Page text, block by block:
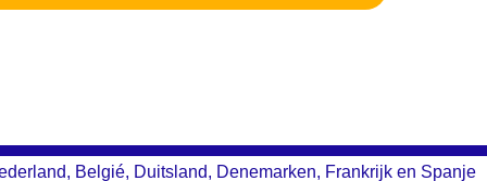
Belgié, Duitsland, Denemarken, Frankrijk en Spanje